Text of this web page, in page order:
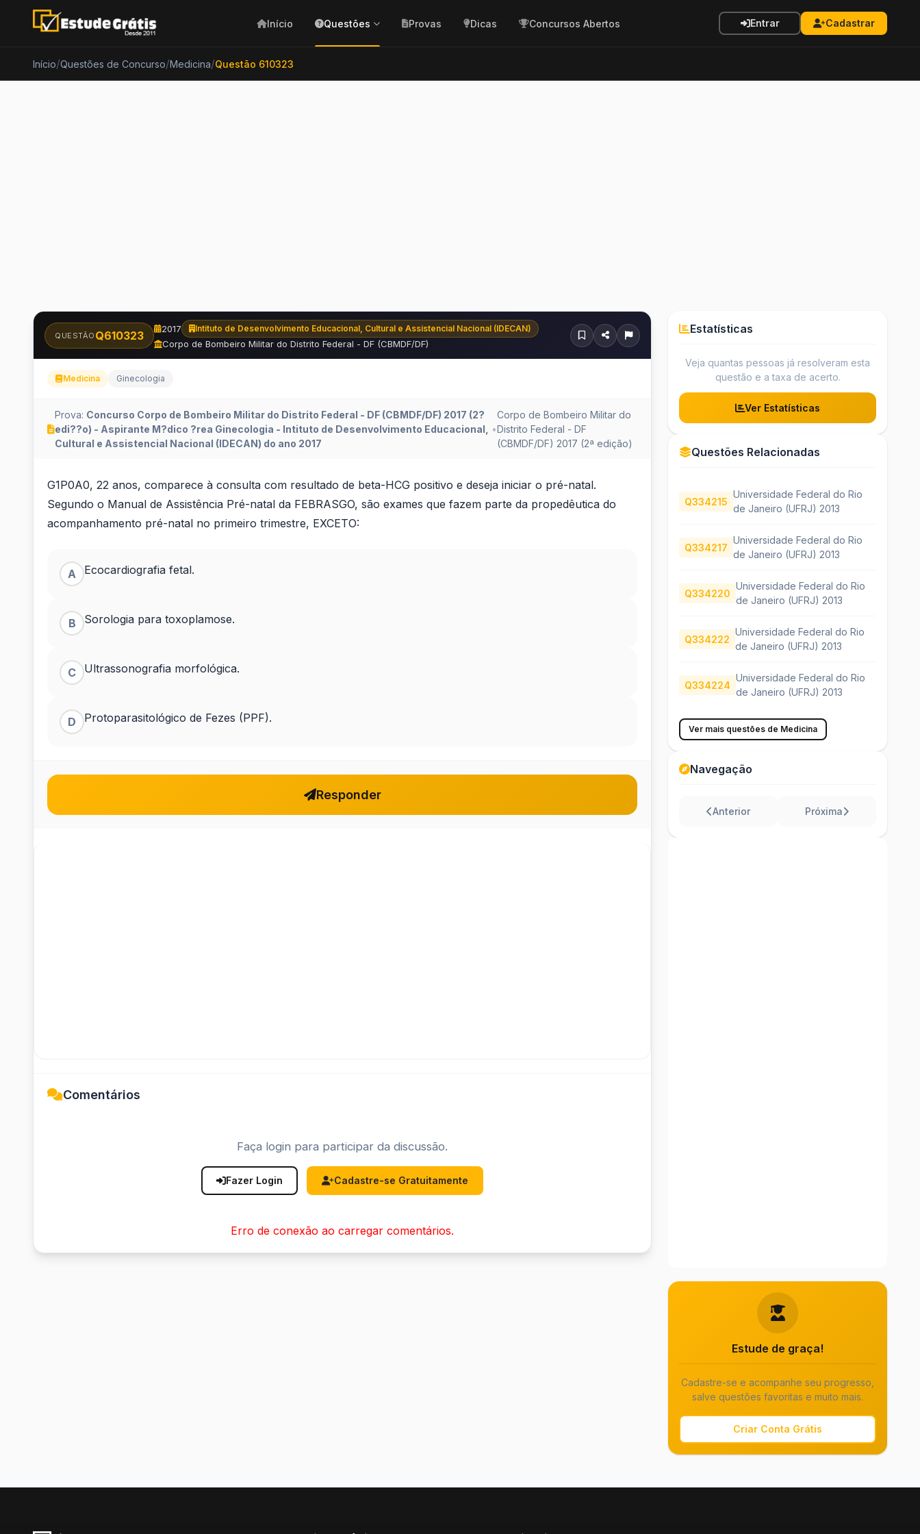
Início Questões Provas Dicas Concursos Abertos Entrar Cadastrar
Início/Questões de Concurso/Medicina/Questão 610323
QUESTÃO Q610323 2017 Intituto de Desenvolvimento Educacional, Cultural e Assistencial Nacional (IDECAN)
Corpo de Bombeiro Militar do Distrito Federal - DF (CBMDF/DF)
Medicina Ginecologia
Prova: Concurso Corpo de Bombeiro Militar do Distrito Federal - DF (CBMDF/DF) 2017 (2?
edi??o) - Aspirante M?dico ?rea Ginecologia - Intituto de Desenvolvimento Educacional,
Cultural e Assistencial Nacional (IDECAN) do ano 2017
•
Corpo de Bombeiro Militar do
Distrito Federal - DF
(CBMDF/DF) 2017 (2ª edição)
?
G1P0A0,
anos,
comparece
consulta
com
resultado
de...
G1P0A0, 22 anos, comparece à consulta com resultado de beta-HCG positivo e deseja iniciar o pré-natal.
Segundo o Manual de Assistência Pré-natal da FEBRASGO, são exames que fazem parte da propedêutica do
acompanhamento pré-natal no primeiro trimestre, EXCETO:
A Ecocardiografia fetal.
B Sorologia para toxoplamose.
C Ultrassonografia morfológica.
D Protoparasitológico de Fezes (PPF).
Responder
Comentários
Faça login para participar da discussão.
Fazer Login Cadastre-se Gratuitamente
Erro de conexão ao carregar comentários.
Estatísticas
Veja quantas pessoas já resolveram esta
questão e a taxa de acerto.
Ver Estatísticas
Questões Relacionadas
Q334215
Universidade Federal do Rio
de Janeiro (UFRJ) 2013
Q334217
Universidade Federal do Rio
de Janeiro (UFRJ) 2013
Q334220
Universidade Federal do Rio
de Janeiro (UFRJ) 2013
Q334222
Universidade Federal do Rio
de Janeiro (UFRJ) 2013
Q334224
Universidade Federal do Rio
de Janeiro (UFRJ) 2013
Ver mais questões de Medicina
Navegação
Anterior Próxima
Estude de graça!
Cadastre-se e acompanhe seu progresso,
salve questões favoritas e muito mais.
Criar Conta Grátis